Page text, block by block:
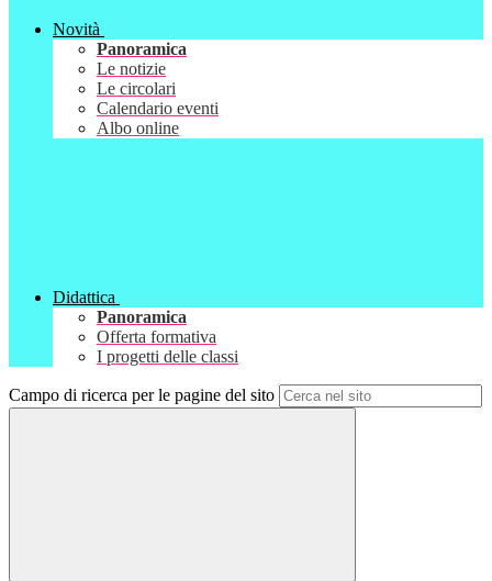
Novità
Panoramica
Le notizie
Le circolari
Calendario eventi
Albo online
Didattica
Panoramica
Offerta formativa
I progetti delle classi
Campo di ricerca per le pagine del sito